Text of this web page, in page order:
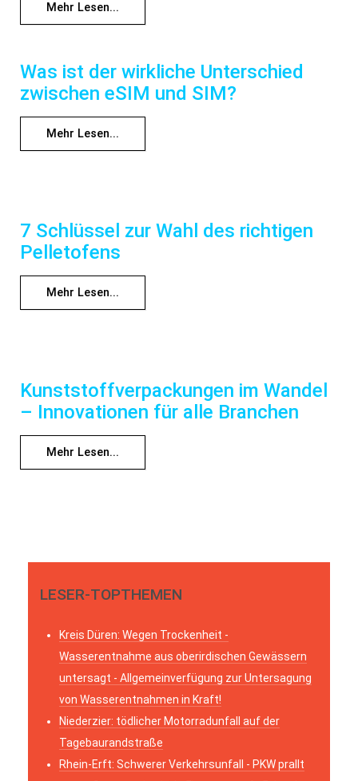
Mehr Lesen...
Was ist der wirkliche Unterschied
zwischen eSIM und SIM?
Mehr Lesen...
7 Schlüssel zur Wahl des richtigen
Pelletofens
Mehr Lesen...
Kunststoffverpackungen im Wandel
– Innovationen für alle Branchen
Mehr Lesen...
LESER-TOPTHEMEN
Kreis Düren: Wegen Trockenheit -
Wasserentnahme aus oberirdischen Gewässern
untersagt - Allgemeinverfügung zur Untersagung
von Wasserentnahmen in Kraft!
Niederzier: tödlicher Motorradunfall auf der
Tagebaurandstraße
Rhein-Erft: Schwerer Verkehrsunfall - PKW prallt